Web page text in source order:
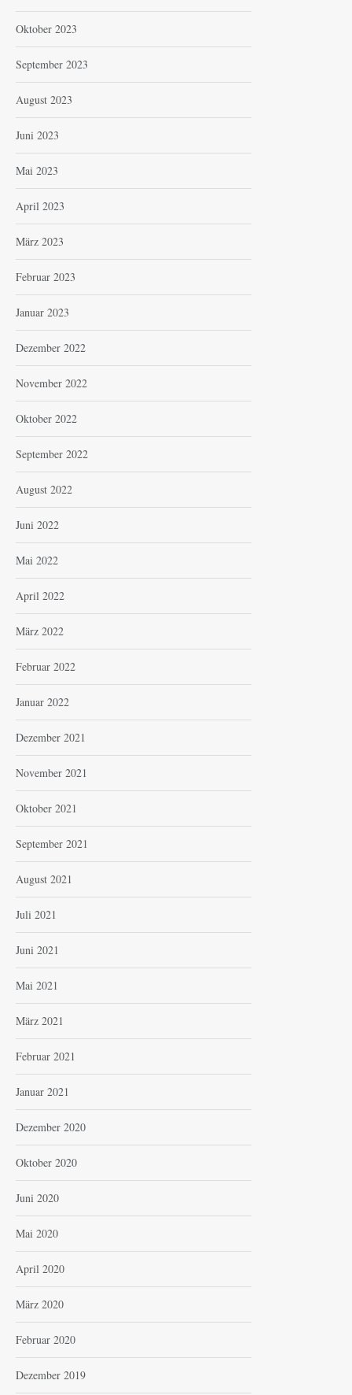
Oktober 2023
September 2023
August 2023
Juni 2023
Mai 2023
April 2023
März 2023
Februar 2023
Januar 2023
Dezember 2022
November 2022
Oktober 2022
September 2022
August 2022
Juni 2022
Mai 2022
April 2022
März 2022
Februar 2022
Januar 2022
Dezember 2021
November 2021
Oktober 2021
September 2021
August 2021
Juli 2021
Juni 2021
Mai 2021
März 2021
Februar 2021
Januar 2021
Dezember 2020
Oktober 2020
Juni 2020
Mai 2020
April 2020
März 2020
Februar 2020
Dezember 2019